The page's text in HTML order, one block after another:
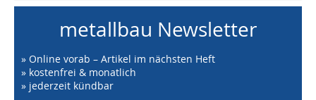
metallbau Newsletter
» Online vorab – Artikel im nächsten Heft
» kostenfrei & monatlich
» jederzeit kündbar